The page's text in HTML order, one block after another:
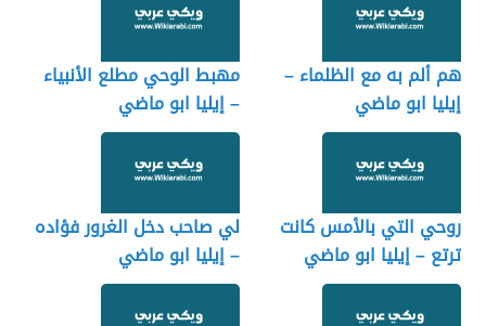
هم ألم به مع الظلماء –
إيليا ابو ماضي
مهبط الوحي مطلع الأنبياء
– إيليا ابو ماضي
روحي التي بالأمس كانت
ترتع – إيليا ابو ماضي
لي صاحب دخل الغرور فؤاده
– إيليا ابو ماضي